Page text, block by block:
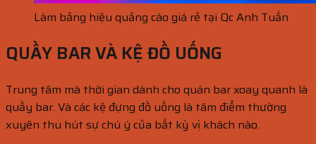
Làm bảng hiệu quảng cáo giá rẻ tại Qc Anh Tuấn
QUẦY BAR VÀ KỆ ĐỒ UỐNG
Trung tâm mà thời gian dành cho quán bar xoay quanh là
quầy bar. Và các kệ đựng đồ uống là tâm điểm thường
xuyên thu hút sự chú ý của bất kỳ vị khách nào.